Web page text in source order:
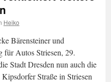
Heiko
Bärensteiner und
für Autos Striesen, 29.
Stadt Dresden nun auch die
Straße in Striesen